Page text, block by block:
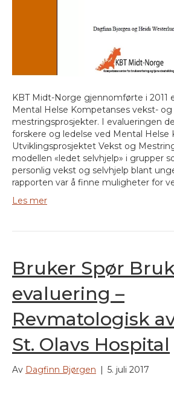
KBT Midt-Norge gjennomførte i 2011
Mental Helse Kompetanses vekst- og
mestringsprosjekter. I evalueringen
forskere og ledelse ved Mental Helse
Utviklingsprosjektet Vekst og
modellen «ledet selvhjelp» i grupper
personlig vekst og selvhjelp blant
rapporten var å finne muligheter for
Les mer
Bruker Spør
evaluering –
Revmatologisk
St. Olavs Hospital
Av Dagfinn Bjørgen | 5. juli 2017